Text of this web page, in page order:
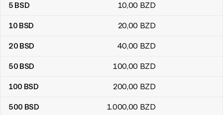
5 BSD 10,00 BZD
10 BSD 20,00 BZD
20 BSD 40,00 BZD
50 BSD 100,00 BZD
100 BSD 200,00 BZD
500 BSD 1.000,00 BZD